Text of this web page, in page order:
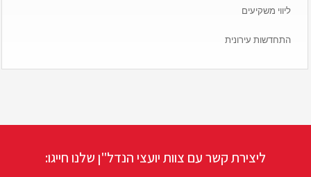
ליווי משקיעים
התחדשות עירונית
ליצירת קשר עם צוות יועצי הנדל"ן שלנו חייגו: